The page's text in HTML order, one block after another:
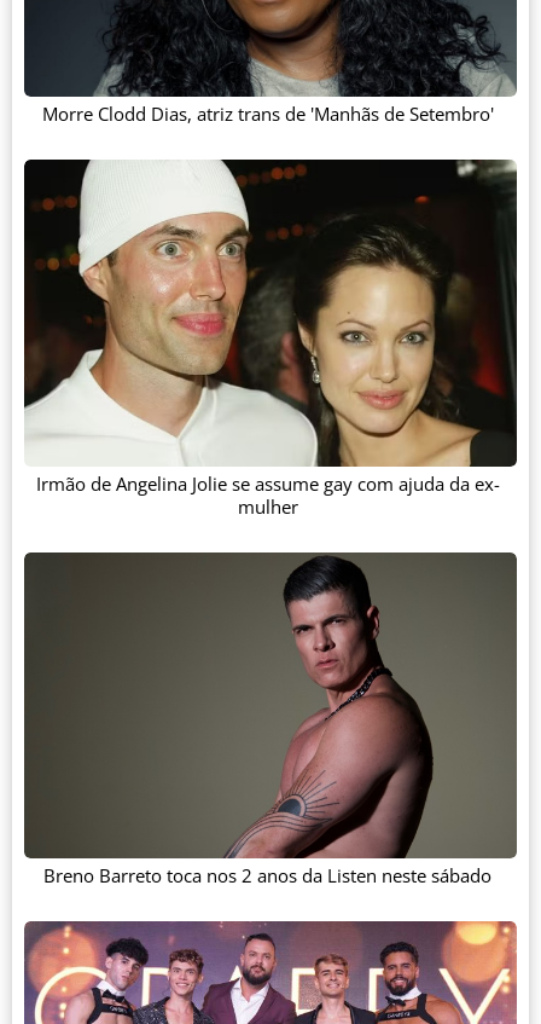
Morre Clodd Dias, atriz trans de 'Manhãs de Setembro'
Irmão de Angelina Jolie se assume gay com ajuda da ex-
mulher
Breno Barreto toca nos 2 anos da Listen neste sábado